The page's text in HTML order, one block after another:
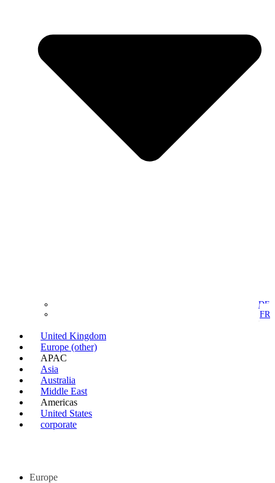
DE
FR
United Kingdom
Europe (other)
APAC
Asia
Australia
Middle East
Americas
United States
corporate
Europe